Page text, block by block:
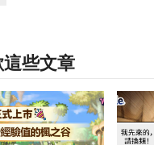
些文章